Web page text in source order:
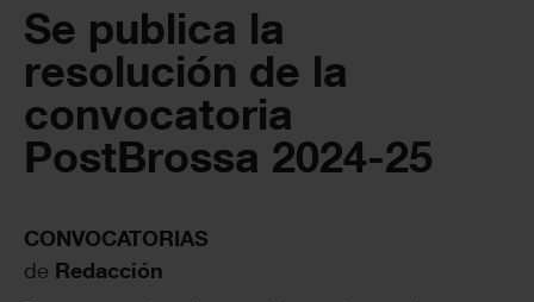
Se publica la
resolución de la
convocatoria
PostBrossa 2024-25
CONVOCATORIAS
de Redacción